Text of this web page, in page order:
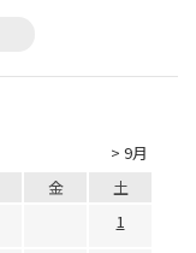
> 9月
金
土
1